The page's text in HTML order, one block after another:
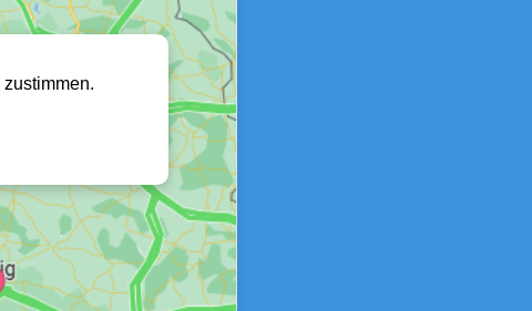
zustimmen.